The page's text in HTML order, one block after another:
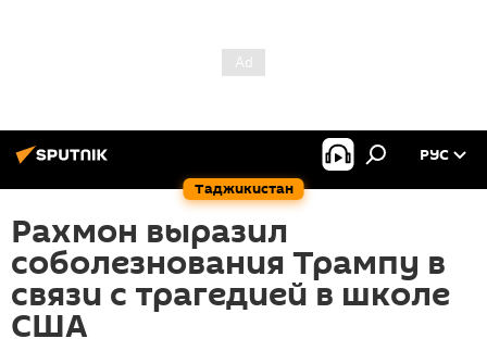
Таджикистан
РУС
Рахмон выразил
соболезнования Трампу в
связи с трагедией в школе
США